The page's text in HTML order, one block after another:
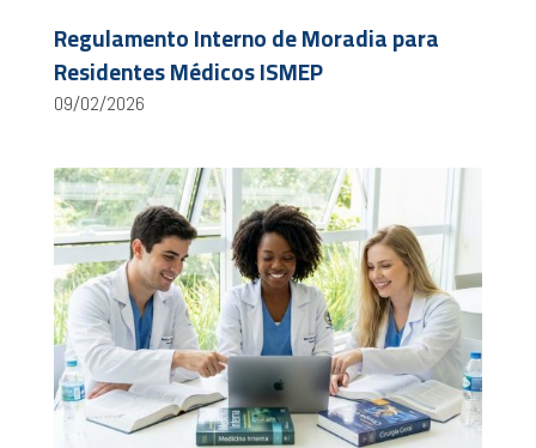
Regulamento Interno de Moradia para
Residentes Médicos ISMEP
09/02/2026